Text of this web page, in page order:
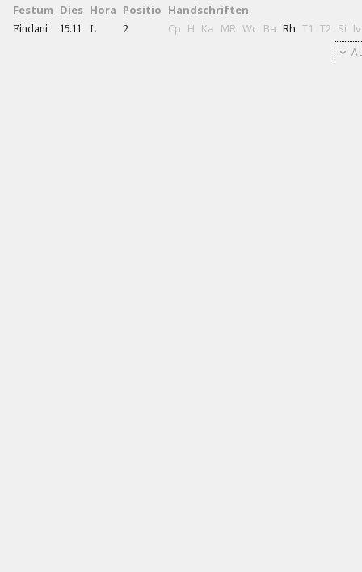
Festum Dies Hora Positio Handschriften
Findani 15.11 L 2 Cp H Ka MR Wc Ba Rh T1 T2 Si Iv